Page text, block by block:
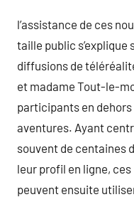
l’assistance de ces
taille public
diffusions de
et madame Tout-le-
participants en
aventures. Ayant
souvent de centaines
leur profil en ligne,
peuvent ensuite